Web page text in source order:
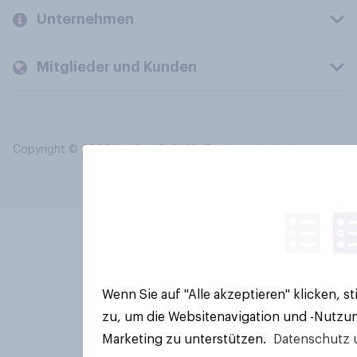
Unternehmen
Mitglieder und Kunden
Copyright © 2026 YouGov PLC. Alle Rechte vorbehalten.
Wenn Sie auf "Alle akzeptieren" klicken,
zu, um die Websitenavigation und -
Marketing zu unterstützen.
Datenschutz